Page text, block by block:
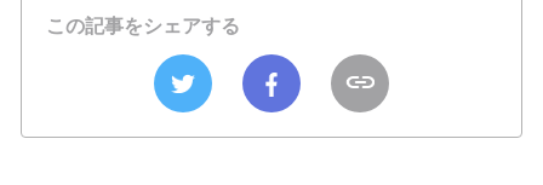
この記事をシェアする